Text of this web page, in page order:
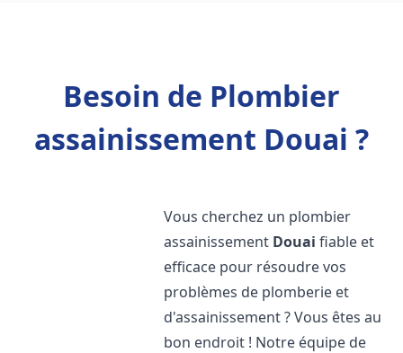
Besoin de Plombier
assainissement Douai ?
Vous cherchez un plombier
assainissement Douai fiable et
efficace pour résoudre vos
problèmes de plomberie et
d'assainissement ? Vous êtes au
bon endroit ! Notre équipe de